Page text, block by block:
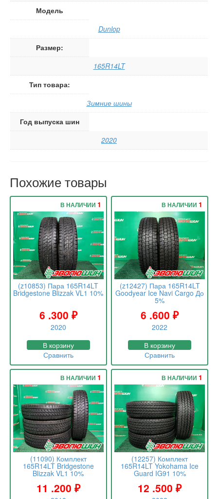
Модель
Dunlop
Размер:
165R14LT
Тип товара:
Зимние шины
Год выпуска шин
2020
Похожие товары
(z10853) Пара 165R14LT
Bridgestone Blizzak VL1 10%
6 .300 ₽
2020
В НАЛИЧИИ 1
В корзину
Сравнить
(z12427) Пара 165R14LT
Goodyear Ice Navi Cargo До
5%
6 .600₽
2022
В НАЛИЧИИ 1
В корзину
Сравнить
(11090) Комплект
165R14LT Bridgestone
Blizzak VL1 10%
11 .200 ₽
В НАЛИЧИИ 1
(12257) Комплект
165R14LT Yokohama Ice
Guard IG91 10%
12 .500₽
В НАЛИЧИИ 1